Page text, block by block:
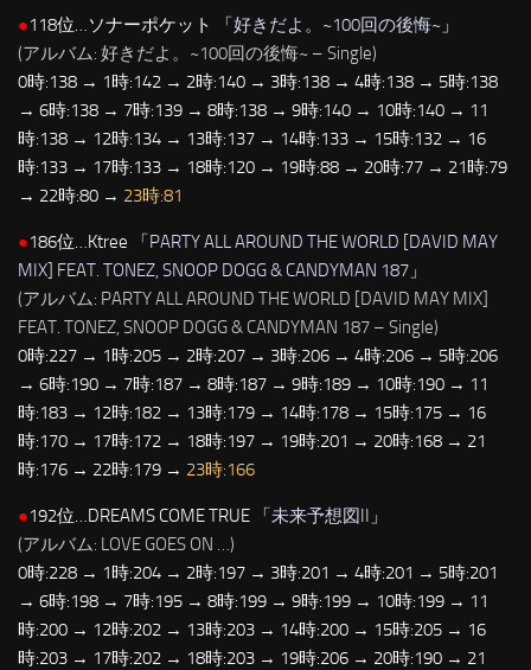
●118位…ソナーポケット 「好きだよ。~100回の後悔~ 」
(アルバム: 好きだよ。~100回の後悔~ – Single)
0時:138 → 1時:142 → 2時:140 → 3時:138 → 4時:138 → 5時:138
→ 6時:138 → 7時:139 → 8時:138 → 9時:140 → 10時:140 → 11
時:138 → 12時:134 → 13時:137 → 14時:133 → 15時:132 → 16
時:133 → 17時:133 → 18時:120 → 19時:88 → 20時:77 → 21時:79
→ 22時:80 → 23時:81
●186位…Ktree 「PARTY ALL AROUND THE WORLD [DAVID MAY
MIX] FEAT. TONEZ, SNOOP DOGG & CANDYMAN 187 」
(アルバム: PARTY ALL AROUND THE WORLD [DAVID MAY MIX]
FEAT. TONEZ, SNOOP DOGG & CANDYMAN 187 – Single)
0時:227 → 1時:205 → 2時:207 → 3時:206 → 4時:206 → 5時:206
→ 6時:190 → 7時:187 → 8時:187 → 9時:189 → 10時:190 → 11
時:183 → 12時:182 → 13時:179 → 14時:178 → 15時:175 → 16
時:170 → 17時:172 → 18時:197 → 19時:201 → 20時:168 → 21
時:176 → 22時:179 → 23時:166
●192位…DREAMS COME TRUE 「未来予想図II 」
(アルバム: LOVE GOES ON …)
0時:228 → 1時:204 → 2時:197 → 3時:201 → 4時:201 → 5時:201
→ 6時:198 → 7時:195 → 8時:199 → 9時:199 → 10時:199 → 11
時:200 → 12時:202 → 13時:203 → 14時:200 → 15時:205 → 16
時:203 → 17時:202 → 18時:203 → 19時:206 → 20時:190 → 21